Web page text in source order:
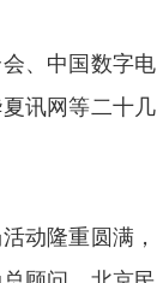
、中国数字电
讯网等二十几
动隆重圆满，